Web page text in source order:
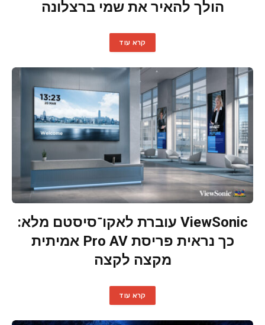
הולך להאיר את שמי ברצלונה
קרא עוד
ViewSonic עוברת לאקו־סיסטם מלא:
כך נראית פריסת Pro AV אמיתית
מקצה לקצה
קרא עוד